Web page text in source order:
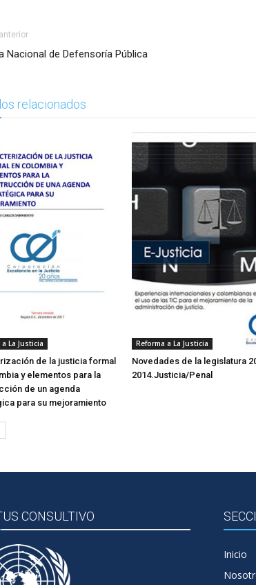
Nacional de Defensoría Pública
relacionados
La Justicia
de la justicia formal
y elementos para la
de un agenda
para su mejoramiento
Reforma a La Justicia
Novedades de la legislatura
2014.Justicia/Penal
CONSULTIVO
Inicio